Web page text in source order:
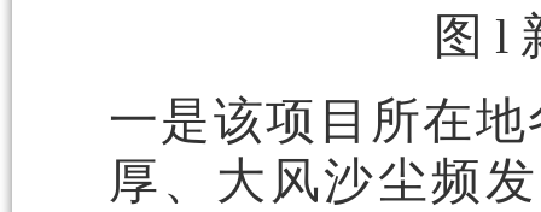
图 l
一是该项目所在
厚、大风沙尘频